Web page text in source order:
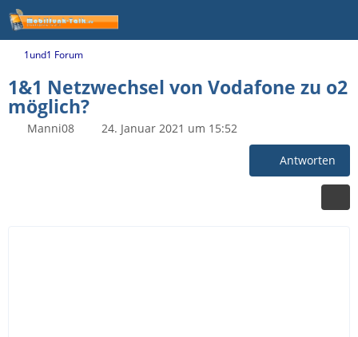
1und1 Forum
1&1 Netzwechsel von Vodafone zu o2
möglich?
Manni08 24. Januar 2021 um 15:52
Antworten